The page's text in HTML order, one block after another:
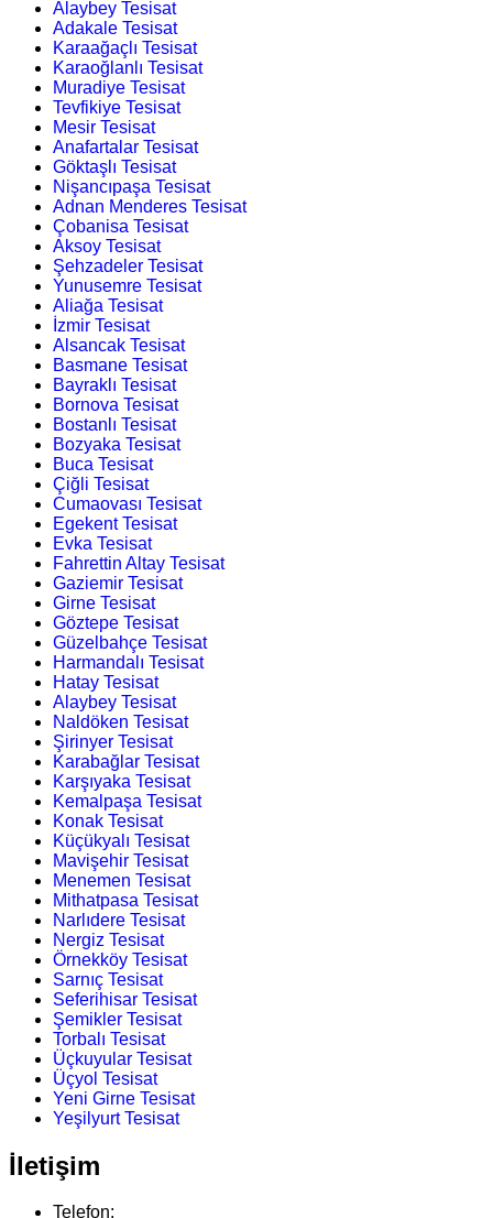
Alaybey Tesisat
Adakale Tesisat
Karaağaçlı Tesisat
Karaoğlanlı Tesisat
Muradiye Tesisat
Tevfikiye Tesisat
Mesir Tesisat
Anafartalar Tesisat
Göktaşlı Tesisat
Nişancıpaşa Tesisat
Adnan Menderes Tesisat
Çobanisa Tesisat
Aksoy Tesisat
Şehzadeler Tesisat
Yunusemre Tesisat
Aliağa Tesisat
İzmir Tesisat
Alsancak Tesisat
Basmane Tesisat
Bayraklı Tesisat
Bornova Tesisat
Bostanlı Tesisat
Bozyaka Tesisat
Buca Tesisat
Çiğli Tesisat
Cumaovası Tesisat
Egekent Tesisat
Evka Tesisat
Fahrettin Altay Tesisat
Gaziemir Tesisat
Girne Tesisat
Göztepe Tesisat
Güzelbahçe Tesisat
Harmandalı Tesisat
Hatay Tesisat
Alaybey Tesisat
Naldöken Tesisat
Şirinyer Tesisat
Karabağlar Tesisat
Karşıyaka Tesisat
Kemalpaşa Tesisat
Konak Tesisat
Küçükyalı Tesisat
Mavişehir Tesisat
Menemen Tesisat
Mithatpasa Tesisat
Narlıdere Tesisat
Nergiz Tesisat
Örnekköy Tesisat
Sarnıç Tesisat
Seferihisar Tesisat
Şemikler Tesisat
Torbalı Tesisat
Üçkuyular Tesisat
Üçyol Tesisat
Yeni Girne Tesisat
Yeşilyurt Tesisat
İletişim
Telefon: